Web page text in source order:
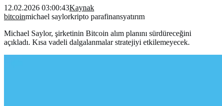
12.02.2026 03:00:43Kaynak
bitcoinmichael saylorkripto parafinansyatırım
Michael Saylor, şirketinin Bitcoin alım planını sürdüreceğini
açıkladı. Kısa vadeli dalgalanmalar stratejiyi etkilemeyecek.